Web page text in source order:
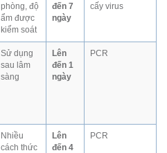
phòng, độ
ẩm được
kiểm soát
đến 7
ngày
cấy virus
Sử dụng
sau lâm
sàng
Lên
đến 1
ngày
PCR
Nhiều
cách thức
Lên
đến 4
PCR